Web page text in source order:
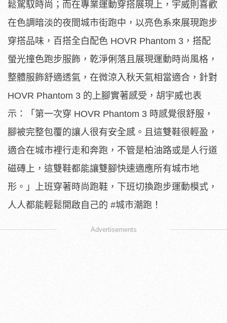
鬆駕馭時尚；而在專業運動穿搭展現上，宇威則喜歡
在色調暗淡的夜間城市街跑中，以亮色系來展現跑步
穿搭品味，百搭全白配色 HOVR Phantom 3，搭配
螢光撞色跑步服飾，乾淨俐落且展現運動時尚風格，
整體服飾舒適透氣，在微涼入秋天氣相當適合，針對
HOVR Phantom 3 的上腳實著感受，胡宇威也表
示：「第一次穿 HOVR Phantom 3 時感覺很舒服，
腳被完整包覆的讓人很有安全感。且這雙鞋很輕盈，
適合在城市裡行走和奔跑，不管是柏油路或是人行道
磁磚上，這雙鞋都能讓雙腳快速適應所有城市地
形。」上班穿著時尚跑鞋，下班切換跑步運動模式，
人人都能輕鬆開啟自己的 #城市潮跑！
Advertisements